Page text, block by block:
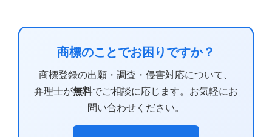
商標のことでお困りですか？
商標登録の出願・調査・侵害対応について、
弁理士が無料でご相談に応じます。お気軽にお
問い合わせください。